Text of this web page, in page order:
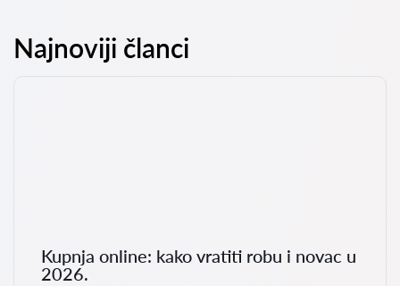
Najnoviji članci
Kupnja online: kako vratiti robu i novac u
2026.